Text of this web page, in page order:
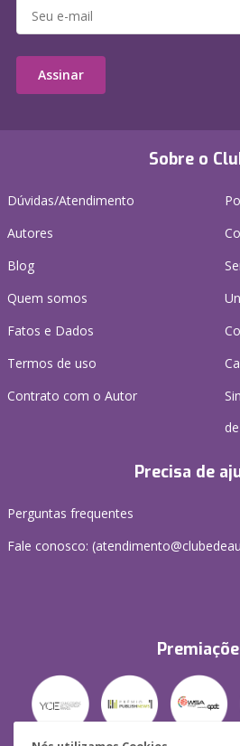
Sobre o
Dúvidas/Atendimento
Autores
Blog
Quem somos
Fatos e Dados
Termos de uso
Contrato com o Autor
Precisa de
Perguntas frequentes
Fale conosco: (
Assinar